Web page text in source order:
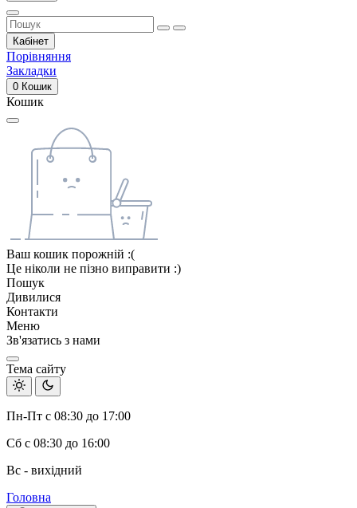
Кабінет
Порівняння
Закладки
0 Кошик
Кошик
Ваш кошик порожній :(
Це ніколи не пізно виправити :)
Пошук
Дивилися
Контакти
Меню
Зв'язатись з нами
Тема сайту
Пн-Пт с 08:30 до 17:00
Сб с 08:30 до 16:00
Вс - вихідний
Головна